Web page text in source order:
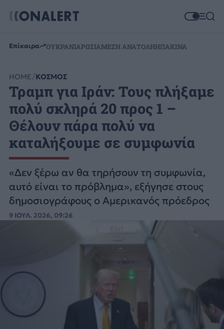
Επίκαιρα ΟΥΚΡΑΝΙΑΡΩΣΙΑΜΕΣΗ ΑΝΑΤΟΛΗΗΠΑΚΙΝΑ
HOME ΚΟΣΜΟΣ
Τραμπ για Ιράν: Τους πλήξαμε
πολύ σκληρά 20 προς 1 –
Θέλουν πάρα πολύ να
καταλήξουμε σε συμφωνία
«Δεν ξέρω αν θα τηρήσουν τη συμφωνία,
αυτό είναι το πρόβλημα», εξήγησε στους
δημοσιογράφους ο Αμερικανός πρόεδρος
9 ΙΟΥΛ. 2026, 09:26